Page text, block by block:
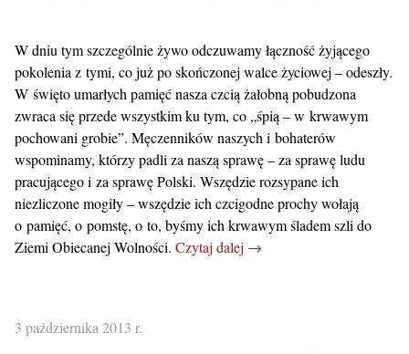
W dniu tym szczególnie żywo odczuwamy łączność żyjącego
pokolenia z tymi, co już po skończonej walce życiowej – odeszły.
W święto umarłych pamięć nasza czcią żałobną pobudzona
zwraca się przede wszystkim ku tym, co „śpią – w krwawym
pochowani grobie”. Męczenników naszych i bohaterów
wspominamy, którzy padli za naszą sprawę – za sprawę ludu
pracującego i za sprawę Polski. Wszędzie rozsypane ich
niezliczone mogiły – wszędzie ich czcigodne prochy wołają
o pamięć, o pomstę, o to, byśmy ich krwawym śladem szli do
Ziemi Obiecanej Wolności. Czytaj dalej →
3 października 2013 r.